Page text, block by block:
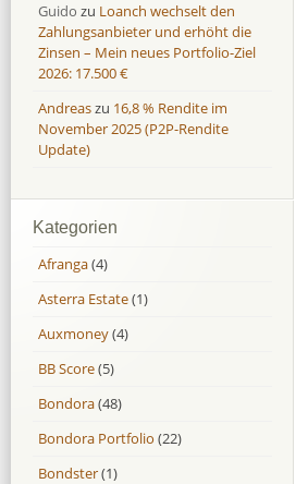
Guido zu Loanch wechselt den
Zahlungsanbieter und erhöht die
Zinsen – Mein neues Portfolio-Ziel
2026: 17.500 €
Andreaszu 16,8 % Rendite im
November 2025 (P2P-Rendite
Update)
Kategorien
Afranga(4)
Asterra Estate(1)
Auxmoney(4)
BB Score(5)
Bondora(48)
Bondora Portfolio (22)
Bondster(1)